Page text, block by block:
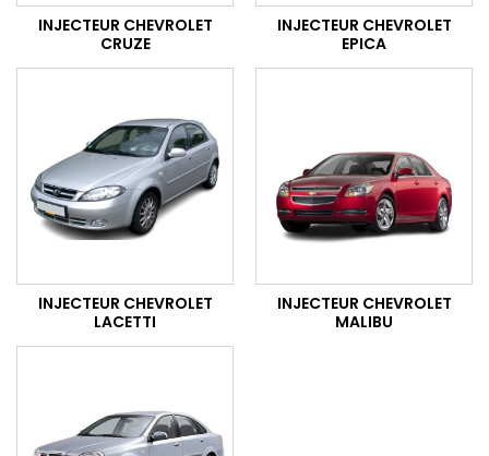
INJECTEUR CHEVROLET
CRUZE
INJECTEUR CHEVROLET
EPICA
INJECTEUR CHEVROLET
LACETTI
INJECTEUR CHEVROLET
MALIBU